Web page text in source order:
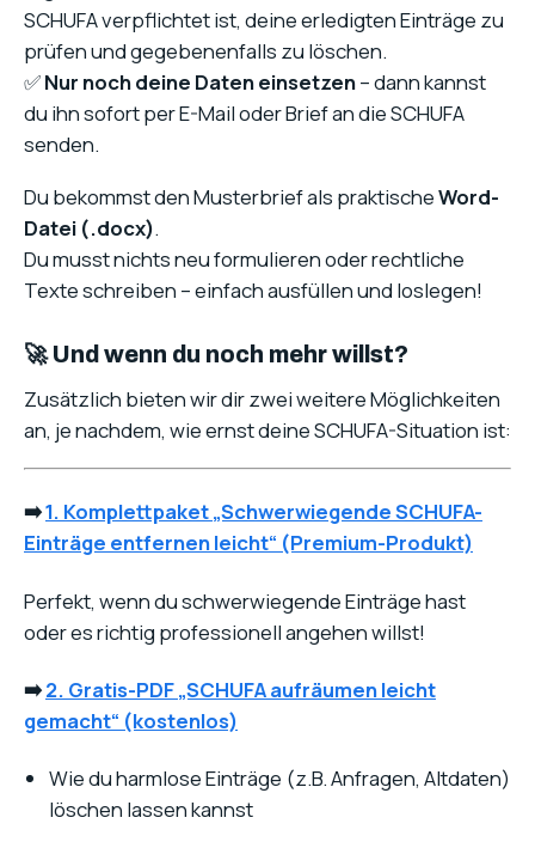
SCHUFA verpflichtet ist, deine erledigten Einträge zu
prüfen und gegebenenfalls zu löschen.
✅Nur noch deine Daten einsetzen– dann kannst
du ihn sofort per E-Mail oder Brief an die SCHUFA
senden.
Du bekommst den Musterbrief als praktischeWord-
Datei (.docx).
Du musst nichts neu formulieren oder rechtliche
Texte schreiben – einfach ausfüllen und loslegen!
🚀 Und wenn du noch mehr willst?
Zusätzlich bieten wir dir zwei weitere Möglichkeiten
an, je nachdem, wie ernst deine SCHUFA-Situation ist:
➡️1. Komplettpaket „Schwerwiegende SCHUFA-
Einträge entfernen leicht“ (Premium-Produkt)
Perfekt, wenn du schwerwiegende Einträge hast
oder es richtig professionell angehen willst!
➡️2. Gratis-PDF „SCHUFA aufräumen leicht
gemacht“ (kostenlos)
Wie du harmlose Einträge (z.B. Anfragen, Altdaten)
löschen lassen kannst